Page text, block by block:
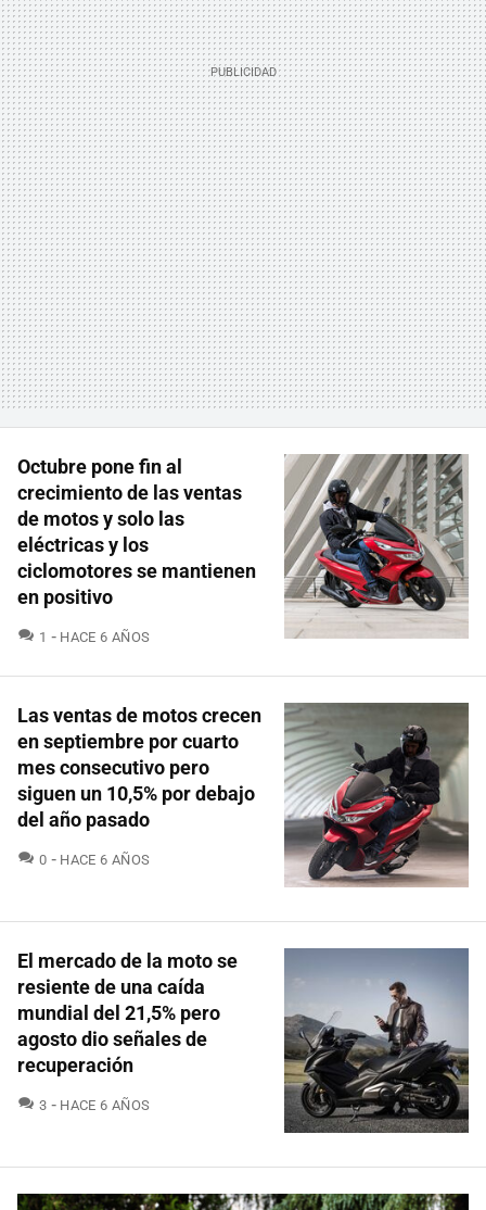
Octubre pone fin al
crecimiento de las ventas
de motos y solo las
eléctricas y los
ciclomotores se mantienen
en positivo
1 COMENTARIOS
HACE 6 AÑOS
Las ventas de motos crecen
en septiembre por cuarto
mes consecutivo pero
siguen un 10,5% por debajo
del año pasado
0 COMENTARIOS
HACE 6 AÑOS
El mercado de la moto se
resiente de una caída
mundial del 21,5% pero
agosto dio señales de
recuperación
3 COMENTARIOS
HACE 6 AÑOS